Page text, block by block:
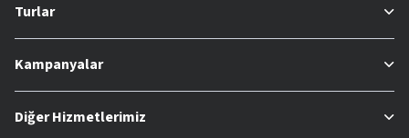
Turlar
Kampanyalar
Diğer Hizmetlerimiz